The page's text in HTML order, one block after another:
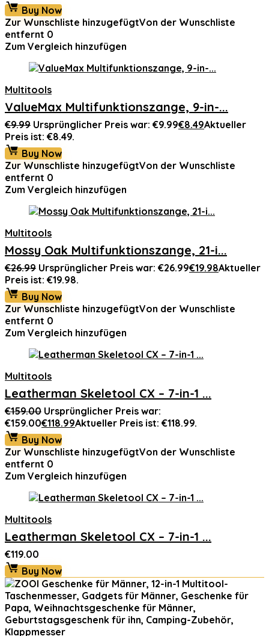
Buy Now
Zur Wunschliste hinzugefügtVon der Wunschliste
entfernt 0
Zum Vergleich hinzufügen
Multitools
ValueMax Multifunktionszange, 9-in-...
€9.99 Ursprünglicher Preis war: €9.99€8.49Aktueller
Preis ist: €8.49.
Buy Now
Zur Wunschliste hinzugefügtVon der Wunschliste
entfernt 0
Zum Vergleich hinzufügen
Multitools
Mossy Oak Multifunktionszange, 21-i...
€26.99 Ursprünglicher Preis war: €26.99€19.98Aktueller
Preis ist: €19.98.
Buy Now
Zur Wunschliste hinzugefügtVon der Wunschliste
entfernt 0
Zum Vergleich hinzufügen
Multitools
Leatherman Skeletool CX – 7-in-1 ...
€159.00 Ursprünglicher Preis war:
€159.00€118.99Aktueller Preis ist: €118.99.
Buy Now
Zur Wunschliste hinzugefügtVon der Wunschliste
entfernt 0
Zum Vergleich hinzufügen
Multitools
Leatherman Skeletool CX – 7-in-1 ...
€119.00
Buy Now